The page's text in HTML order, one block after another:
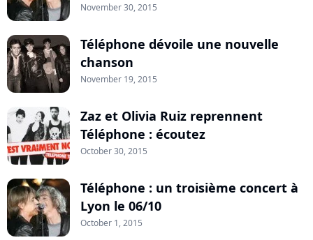
November 30, 2015
Téléphone dévoile une nouvelle
chanson
November 19, 2015
Zaz et Olivia Ruiz reprennent
Téléphone : écoutez
October 30, 2015
Téléphone : un troisième concert à
Lyon le 06/10
October 1, 2015